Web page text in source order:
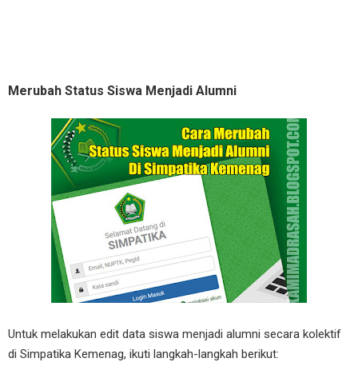
Merubah Status Siswa Menjadi Alumni
Untuk melakukan edit data siswa menjadi alumni secara kolektif
di Simpatika Kemenag, ikuti langkah-langkah berikut: